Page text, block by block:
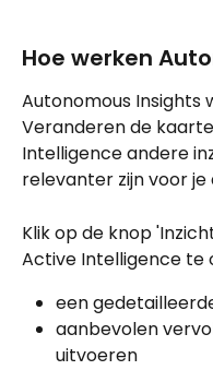
Hoe werken
Autonomous Insights
Veranderen de
Intelligence andere
relevanter zijn voor
Klik op de knop
Active Intelligence te
een
aanbevolen
uitvoeren